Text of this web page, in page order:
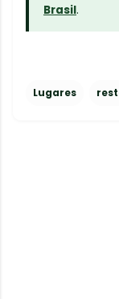
Brasil.
Lugares